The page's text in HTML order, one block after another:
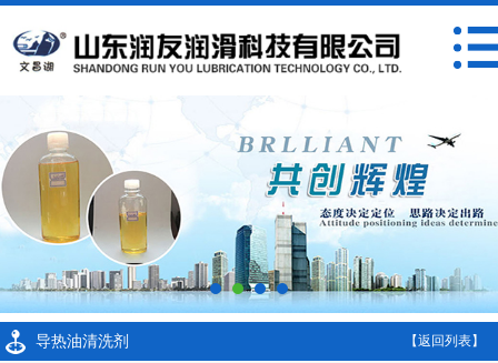
导热油清洗剂 【返回列表】